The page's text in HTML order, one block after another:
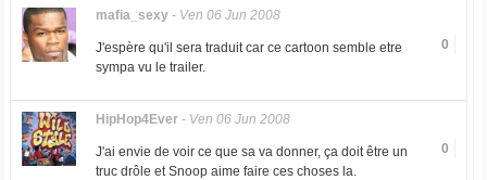
mafia_sexy- Ven 06 Jun 2008
0
J'espère qu'il sera traduit car ce cartoon semble etre
sympa vu le trailer.
HipHop4Ever- Ven 06 Jun 2008
0
J'ai envie de voir ce que sa va donner, ça doit être un
truc drôle et Snoop aime faire ces choses la.